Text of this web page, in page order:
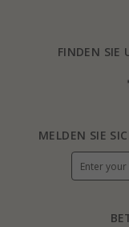
FINDEN SIE
MELDEN SIE